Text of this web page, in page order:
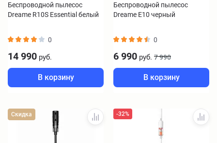
Беспроводной пылесос
Dreame R10S Essential белый
0
14 990 руб.
В корзину
Беспроводной пылесос
Dreame E10 черный
0
6 990 руб. 7 990
В корзину
Скидка -32%